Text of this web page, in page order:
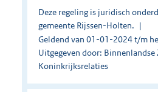
Deze regeling is juridisch
gemeente Rijssen-Holten.
Geldend van 01-01-2024 t/m
Uitgegeven door: Binnenlandse
Koninkrijksrelaties